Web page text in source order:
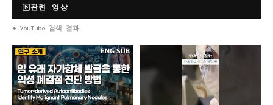
관련 영상
* YouTube 검색 결과.